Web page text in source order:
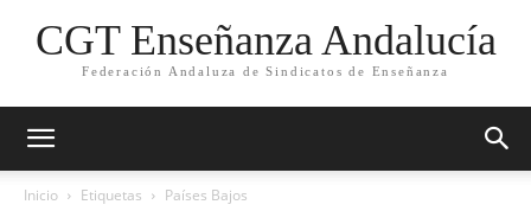
CGT Enseñanza Andalucía
Federación Andaluza de Sindicatos de Enseñanza
Inicio Etiquetas Países Bajos